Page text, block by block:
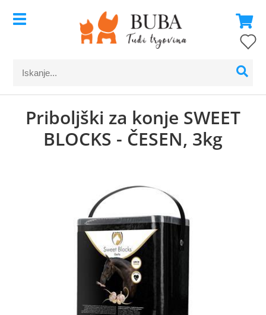
Priboljški za konje SWEET
BLOCKS - ČESEN, 3kg